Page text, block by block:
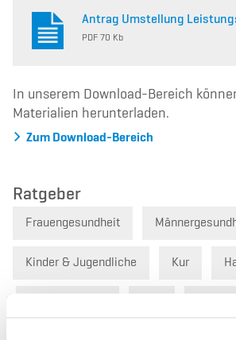
Antrag Umstellung
PDF 70 Kb
In unserem Download-Bereich
Materialien herunterladen.
Zum Download-Bereich
Ratgeber
Frauengesundheit
Kinder & Jugendliche Kur